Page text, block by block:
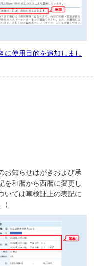
に使用目的を追加しまし
お知らせはがきおよび承
を和暦から西暦に変更し
いては車検証上の表記に